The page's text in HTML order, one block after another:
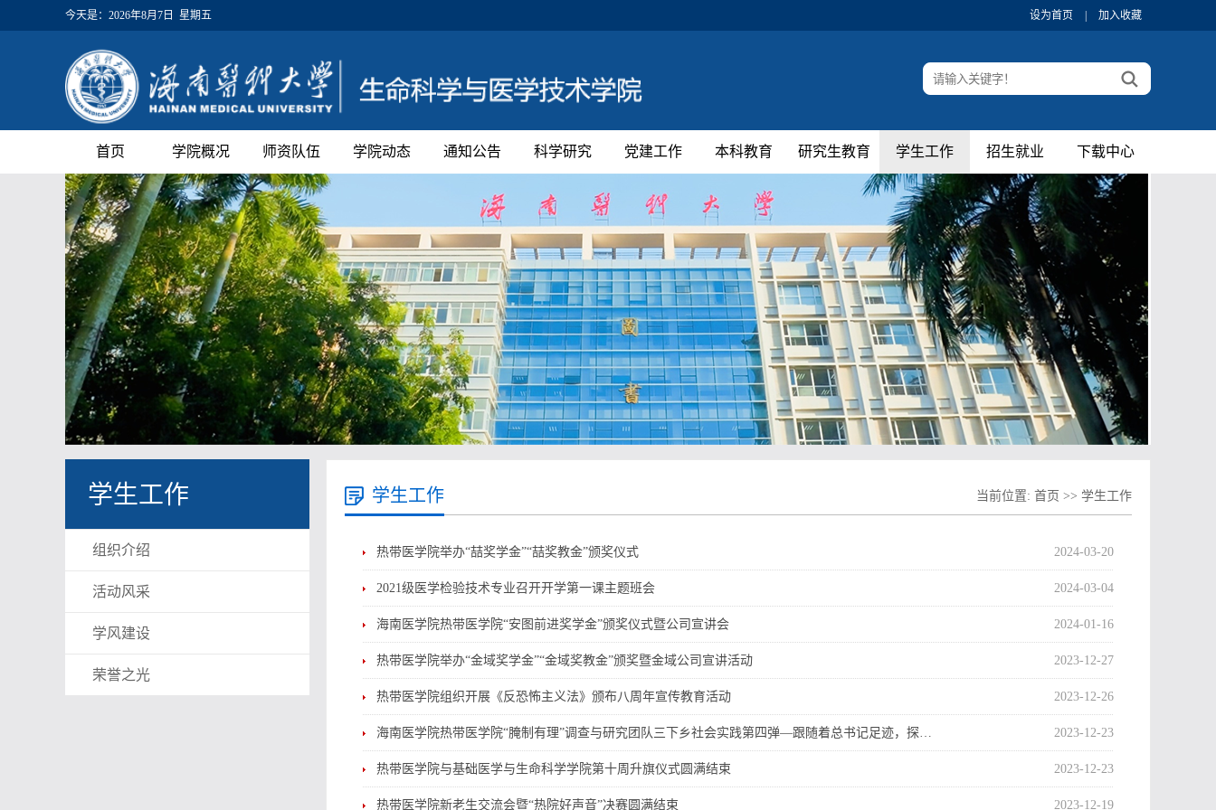
今天是： 2026年8月7日 星期五 设为首页 加入收藏
首页 学院概况 师资队伍 学院动态 通知公告 科学研究 党建工作 本科教育 研究生教育 学生工作 招生就业 下载中心
学生工作
组织介绍
活动风采
学风建设
荣誉之光
学生工作 当前位置: 首页 >> 学生工作
热带医学院举办“喆奖学金”“喆奖教金”颁奖仪式 2024-03-20
2021级医学检验技术专业召开开学第一课主题班会 2024-03-04
海南医学院热带医学院“安图前进奖学金”颁奖仪式暨公司宣讲会 2024-01-16
热带医学院举办“金域奖学金”“金域奖教金”颁奖暨金域公司宣讲活动 2023-12-27
热带医学院组织开展《反恐怖主义法》颁布八周年宣传教育活动 2023-12-26
海南医学院热带医学院“腌制有理”调查与研究团队三下乡社会实践第四弹—跟随着总书记足迹，探… 2023-12-23
热带医学院与基础医学与生命科学学院第十周升旗仪式圆满结束 2023-12-23
热带医学院新老生交流会暨“热院好声音”决赛圆满结束 2023-12-19